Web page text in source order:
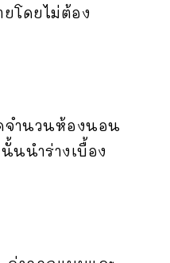
โดยไม่ต้อง
จำนวนห้องนอน
นำร่างเบื้อง